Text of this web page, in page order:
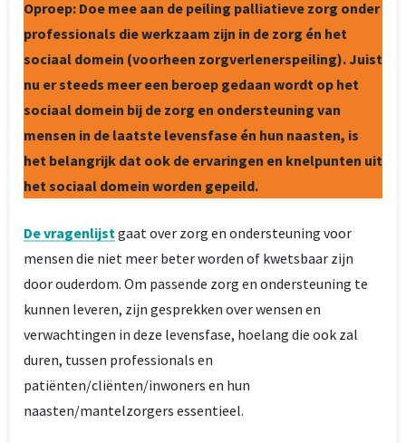
Oproep: Doe mee aan de peiling palliatieve zorg onder
professionals die werkzaam zijn in de zorg én het
sociaal domein (voorheen zorgverlenerspeiling). Juist
nu er steeds meer een beroep gedaan wordt op het
sociaal domein bij de zorg en ondersteuning van
mensen in de laatste levensfase én hun naasten, is
het belangrijk dat ook de ervaringen en knelpunten uit
het sociaal domein worden gepeild.
De vragenlijstgaat over zorg en ondersteuning voor
mensen die niet meer beter worden of kwetsbaar zijn
door ouderdom. Om passende zorg en ondersteuning te
kunnen leveren, zijn gesprekken over wensen en
verwachtingen in deze levensfase, hoelang die ook zal
duren, tussen professionals en
patiënten/cliënten/inwoners en hun
naasten/mantelzorgers essentieel.